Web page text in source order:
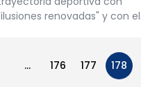
renovadas" y con
… 176 177 178